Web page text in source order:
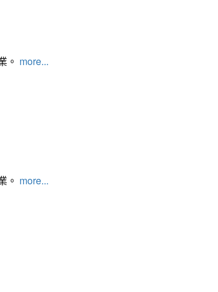
。 more...
。 more...